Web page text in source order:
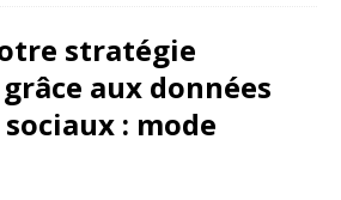
stratégie
aux données
: mode